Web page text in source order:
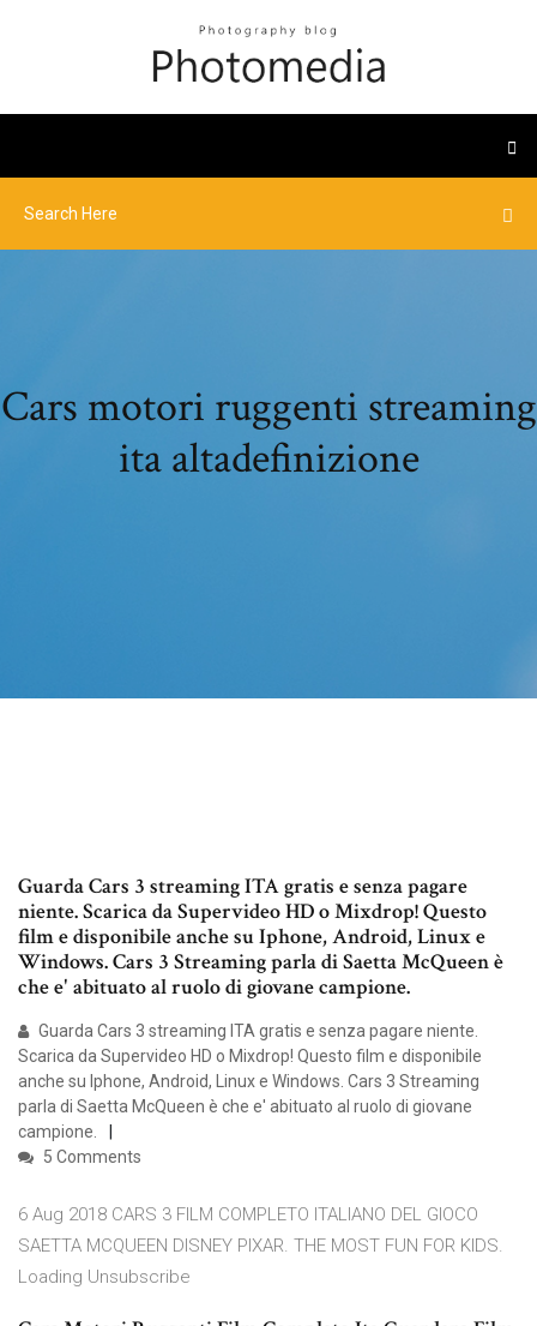
Cars motori ruggenti streaming
ita altadefinizione
Guarda Cars 3 streaming ITA gratis e senza pagare
niente. Scarica da Supervideo HD o Mixdrop! Questo
film e disponibile anche su Iphone, Android, Linux e
Windows. Cars 3 Streaming parla di Saetta McQueen è
che e' abituato al ruolo di giovane campione.
Guarda Cars 3 streaming ITA gratis e senza pagare niente.
Scarica da Supervideo HD o Mixdrop! Questo film e disponibile
anche su Iphone, Android, Linux e Windows. Cars 3 Streaming
parla di Saetta McQueen è che e' abituato al ruolo di giovane
campione.
5 Comments
6 Aug 2018 CARS 3 FILM COMPLETO ITALIANO DEL GIOCO
SAETTA MCQUEEN DISNEY PIXAR. THE MOST FUN FOR KIDS.
Loading Unsubscribe